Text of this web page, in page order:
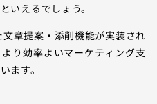
いえるでしょう。
章提案・添削機能が実装され
り効率よいマーケティング支
ます。